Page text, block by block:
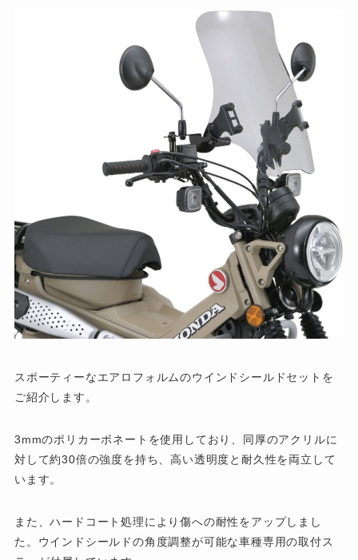
スポーティーなエアロフォルムのウインドシールドセットを
ご紹介します。
3mmのポリカーボネートを使用しており、同厚のアクリルに
対して約30倍の強度を持ち、高い透明度と耐久性を両立して
います。
また、ハードコート処理により傷への耐性をアップしまし
た。ウインドシールドの角度調整が可能な車種専用の取付ス